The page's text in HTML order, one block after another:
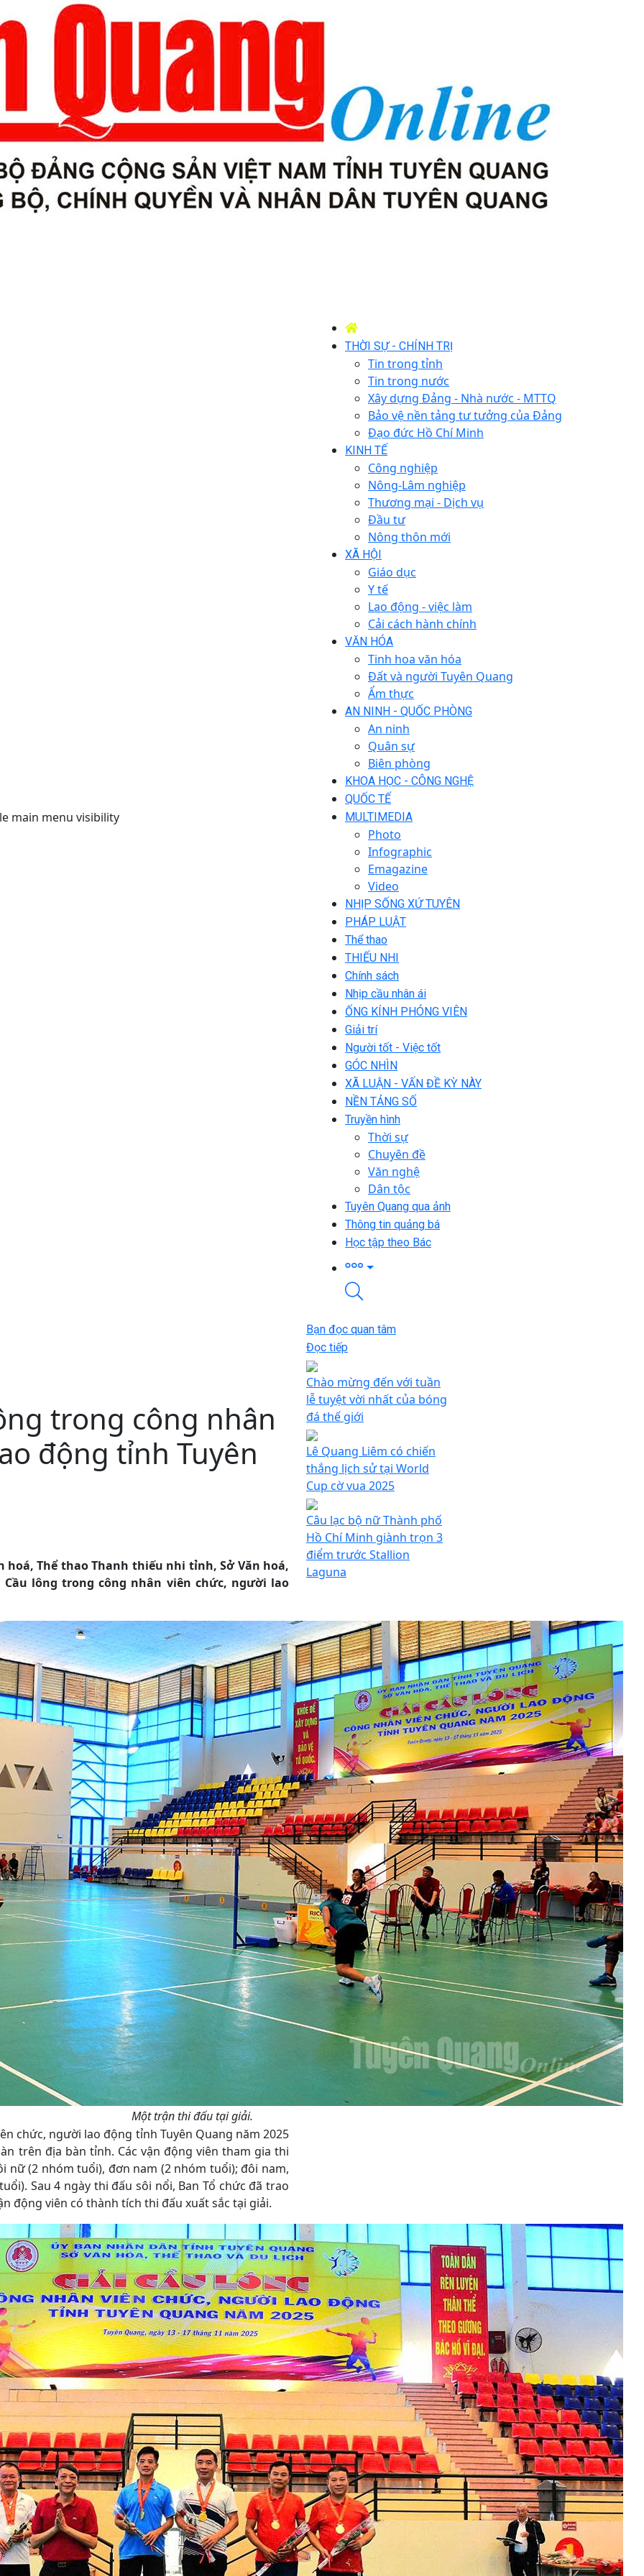
main menu visibility
THỜI SỰ - CHÍNH TRỊ
Tin trong tỉnh
Tin trong nước
Xây dựng Đảng - Nhà nước - MTTQ
Bảo vệ nền tảng tư tưởng của Đảng
Đạo đức Hồ Chí Minh
KINH TẾ
Công nghiệp
Nông-Lâm nghiệp
Thương mại - Dịch vụ
Đầu tư
Nông thôn mới
XÃ HỘI
Giáo dục
Y tế
Lao động - việc làm
Cải cách hành chính
VĂN HÓA
Tinh hoa văn hóa
Đất và người Tuyên Quang
Ẩm thực
AN NINH - QUỐC PHÒNG
An ninh
Quân sự
Biên phòng
KHOA HỌC - CÔNG NGHỆ
QUỐC TẾ
MULTIMEDIA
Photo
Infographic
Emagazine
Video
NHỊP SỐNG XỨ TUYÊN
PHÁP LUẬT
Thể thao
THIẾU NHI
Chính sách
Nhịp cầu nhân ái
ỐNG KÍNH PHÓNG VIÊN
Giải trí
Người tốt - Việc tốt
GÓC NHÌN
XÃ LUẬN - VẤN ĐỀ KỲ NÀY
NỀN TẢNG SỐ
Truyền hình
Thời sự
Chuyên đề
Văn nghệ
Dân tộc
Tuyên Quang qua ảnh
Thông tin quảng bá
Học tập theo Bác
trong công nhân
động tỉnh Tuyên
hoá, Thể thao Thanh thiếu nhi tỉnh, Sở Văn hoá,
lông trong công nhân viên chức, người lao
Một trận thi đấu tại giải.
chức, người lao động tỉnh Tuyên Quang năm 2025
trên địa bàn tỉnh. Các vận động viên tham gia thi
nữ (2 nhóm tuổi), đơn nam (2 nhóm tuổi); đôi nam,
Sau 4 ngày thi đấu sôi nổi, Ban Tổ chức đã trao
động viên có thành tích thi đấu xuất sắc tại giải.
Bạn đọc quan tâm
Đọc tiếp
Chào mừng đến với tuần
lễ tuyệt vời nhất của bóng
đá thế giới
Lê Quang Liêm có chiến
thắng lịch sử tại World
Cup cờ vua 2025
Câu lạc bộ nữ Thành phố
Hồ Chí Minh giành trọn 3
điểm trước Stallion
Laguna